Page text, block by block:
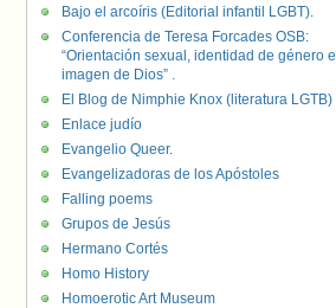
Bajo el arcoíris (Editorial infantil LGBT).
Conferencia de Teresa Forcades OSB:
“Orientación sexual, identidad de género e
imagen de Dios” .
El Blog de Nimphie Knox (literatura LGTB)
Enlace judío
Evangelio Queer.
Evangelizadoras de los Apóstoles
Falling poems
Grupos de Jesús
Hermano Cortés
Homo History
Homoerotic Art Museum